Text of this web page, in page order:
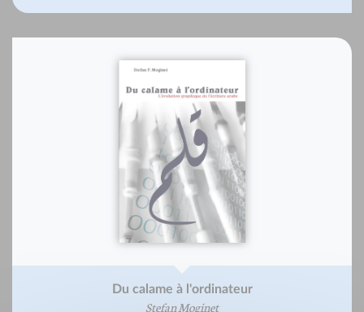
Du calame à l'ordinateur
Stefan Moginet